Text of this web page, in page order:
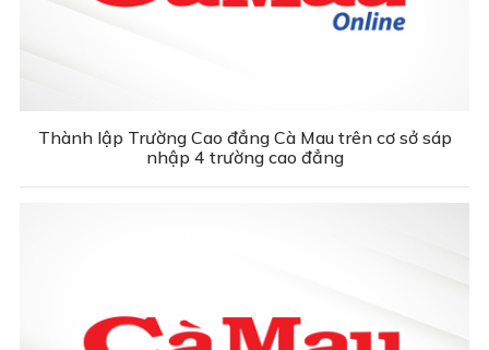
Thành lập Trường Cao đẳng Cà Mau trên cơ sở sáp
nhập 4 trường cao đẳng